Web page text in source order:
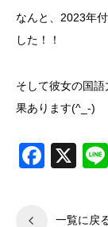
なんと、2023年
した！！
そして彼女の国
果あります(^_-)
X
一覧に戻